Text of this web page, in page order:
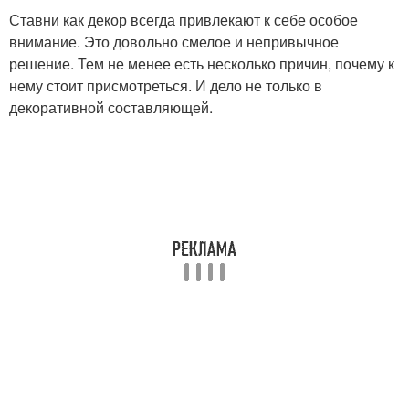
Ставни как декор всегда привлекают к себе особое
внимание. Это довольно смелое и непривычное
решение. Тем не менее есть несколько причин, почему к
нему стоит присмотреться. И дело не только в
декоративной составляющей.